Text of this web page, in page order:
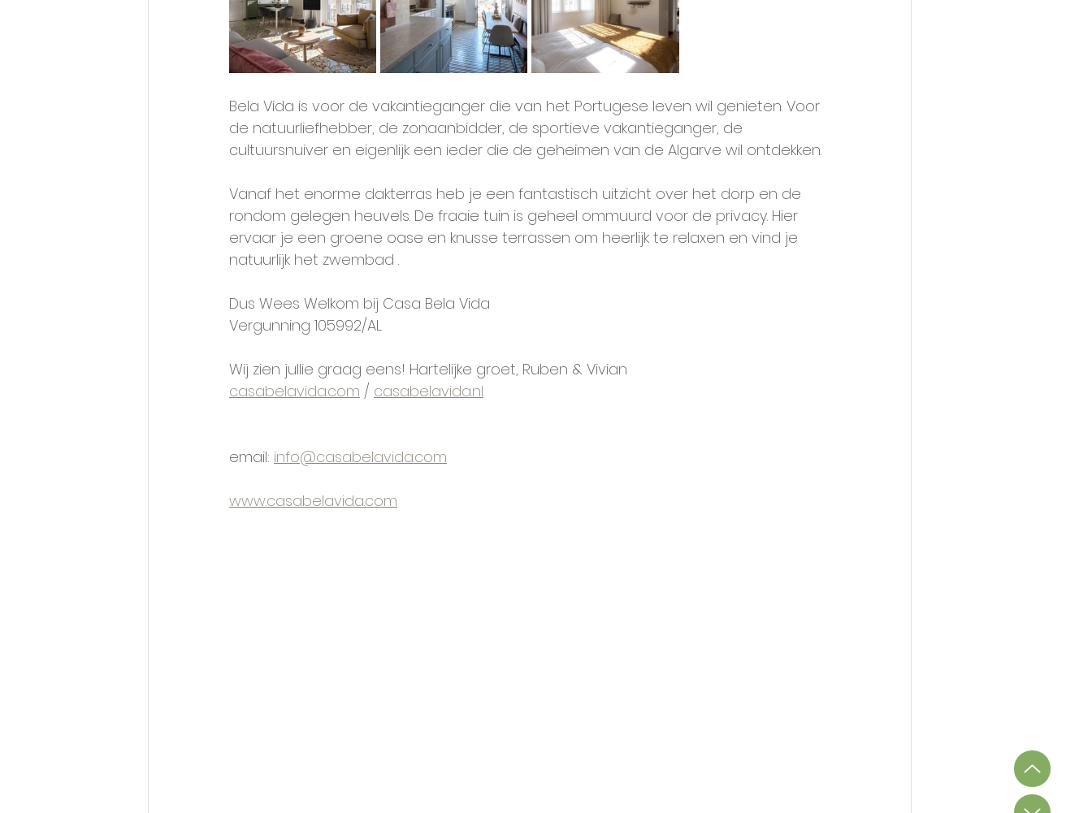
Bela Vida is voor de vakantieganger die van het Portugese leven wil genieten. Voor
de natuurliefhebber, de zonaanbidder, de sportieve vakantieganger, de
cultuursnuiver en eigenlijk een ieder die de geheimen van de Algarve wil ontdekken.
Vanaf het enorme dakterras heb je een fantastisch uitzicht over het dorp en de
rondom gelegen heuvels. De fraaie tuin is geheel ommuurd voor de privacy. Hier
ervaar je een groene oase en knusse terrassen om heerlijk te relaxen en vind je
natuurlijk het zwembad .
Dus Wees Welkom bij Casa Bela Vida
Vergunning 105992/AL
Wij zien jullie graag eens! Hartelijke groet, Ruben & Vivian
casabelavida.com / casabelavida.nl
email: info@casabelavida.com
www.casabelavida.com